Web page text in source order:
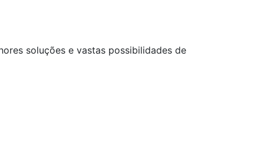
soluções e vastas possibilidades de